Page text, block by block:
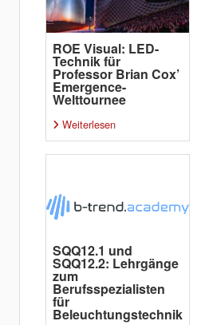
ROE Visual: LED-
Technik für
Professor Brian Cox’
Emergence-
Welttournee
Weiterlesen
SQQ12.1 und
SQQ12.2: Lehrgänge
zum
Berufsspezialisten
für
Beleuchtungstechnik